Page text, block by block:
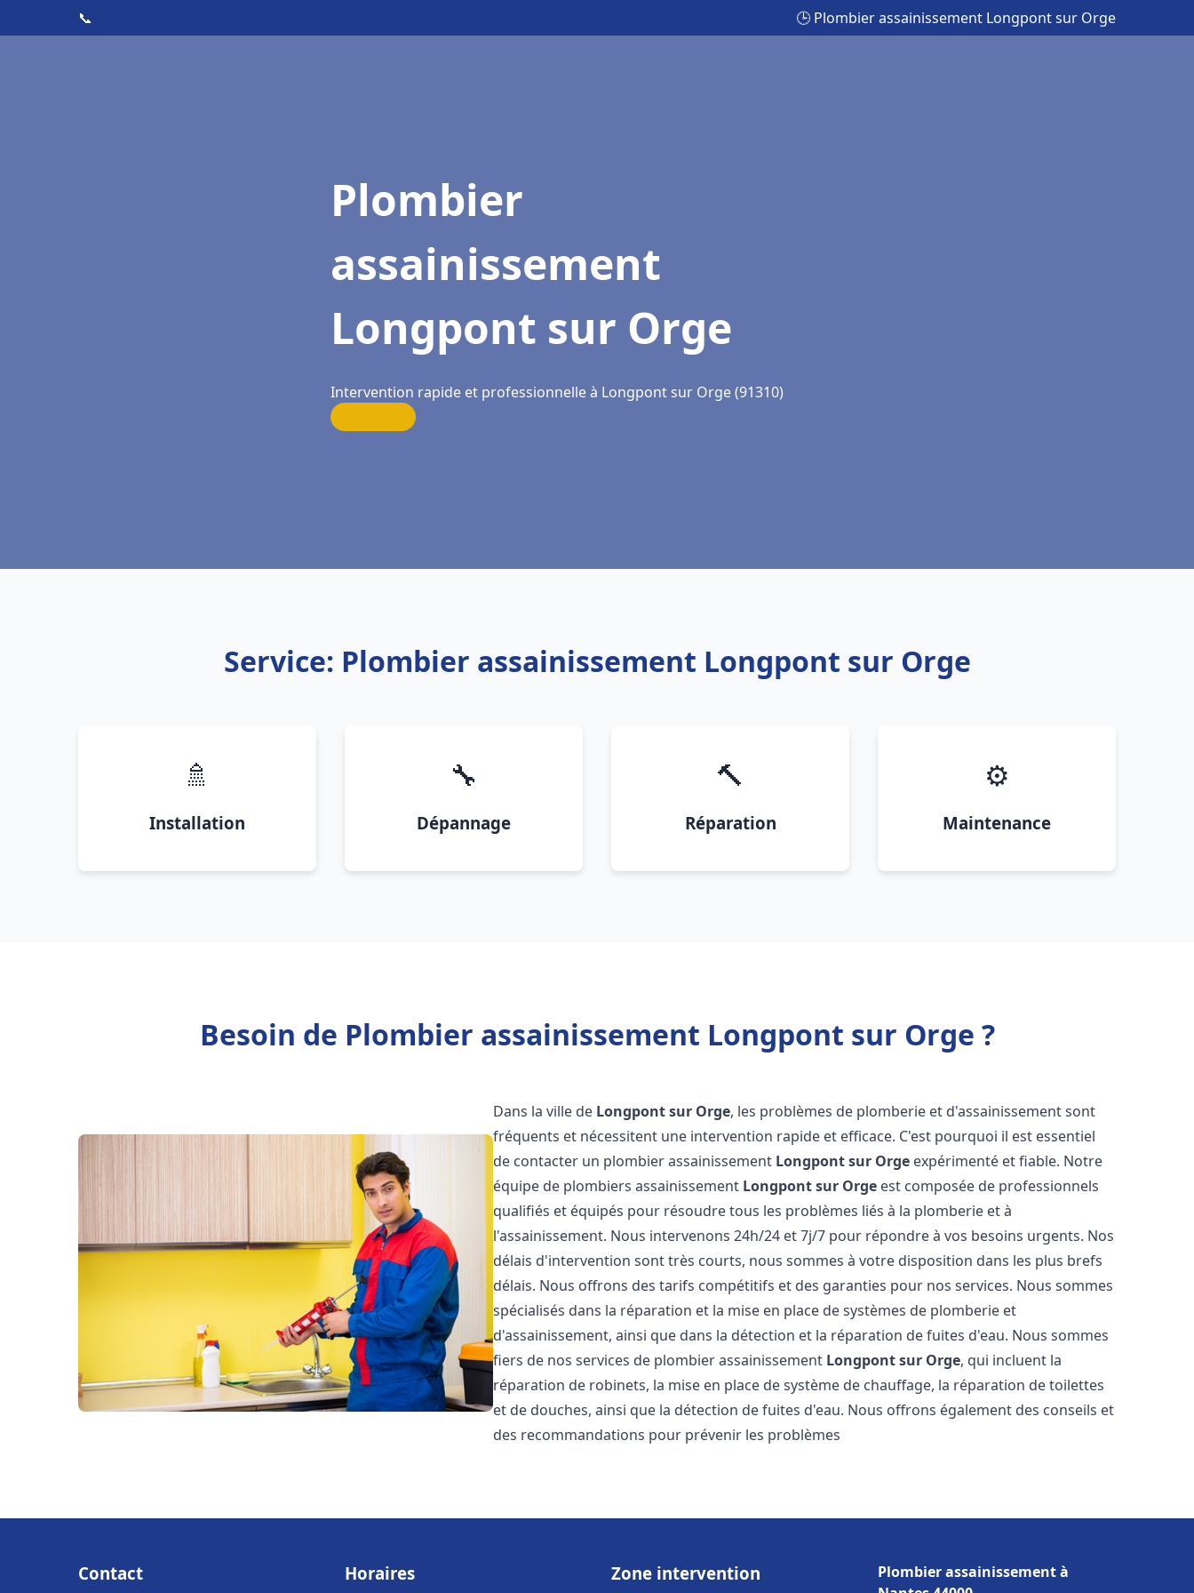
📞 🕒 Plombier assainissement Longpont sur Orge
Plombier
assainissement
Longpont sur Orge
Intervention rapide et professionnelle à Longpont sur Orge (91310)
Service: Plombier assainissement Longpont sur Orge
🚿
Installation
🔧
Dépannage
🔨
Réparation
⚙️
Maintenance
Besoin de Plombier assainissement Longpont sur Orge ?
Dans la ville de Longpont sur Orge, les problèmes de plomberie et d'assainissement sont
fréquents et nécessitent une intervention rapide et efficace. C'est pourquoi il est essentiel
de contacter un plombier assainissement Longpont sur Orge expérimenté et fiable. Notre
équipe de plombiers assainissement Longpont sur Orge est composée de professionnels
qualifiés et équipés pour résoudre tous les problèmes liés à la plomberie et à
l'assainissement. Nous intervenons 24h/24 et 7j/7 pour répondre à vos besoins urgents. Nos
délais d'intervention sont très courts, nous sommes à votre disposition dans les plus brefs
délais. Nous offrons des tarifs compétitifs et des garanties pour nos services. Nous sommes
spécialisés dans la réparation et la mise en place de systèmes de plomberie et
d'assainissement, ainsi que dans la détection et la réparation de fuites d'eau. Nous sommes
fiers de nos services de plombier assainissement Longpont sur Orge, qui incluent la
réparation de robinets, la mise en place de système de chauffage, la réparation de toilettes
et de douches, ainsi que la détection de fuites d'eau. Nous offrons également des conseils et
des recommandations pour prévenir les problèmes
Contact Horaires Zone intervention
Plombier assainissement à